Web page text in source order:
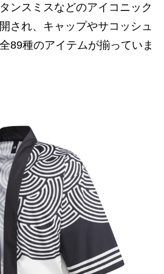
ンスミスなどのアイコニック
され、キャップやサコッシュ
89種のアイテムが揃っていま